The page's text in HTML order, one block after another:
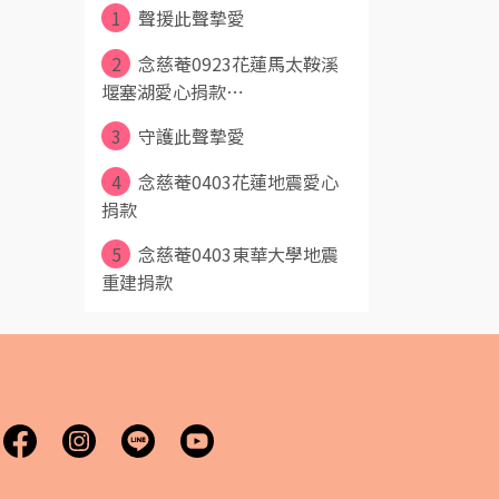
1
聲援此聲摯愛
2
念慈菴0923花蓮馬太鞍溪
堰塞湖愛心捐款⋯
3
守護此聲摯愛
4
念慈菴0403花蓮地震愛心
捐款
5
念慈菴0403東華大學地震
重建捐款